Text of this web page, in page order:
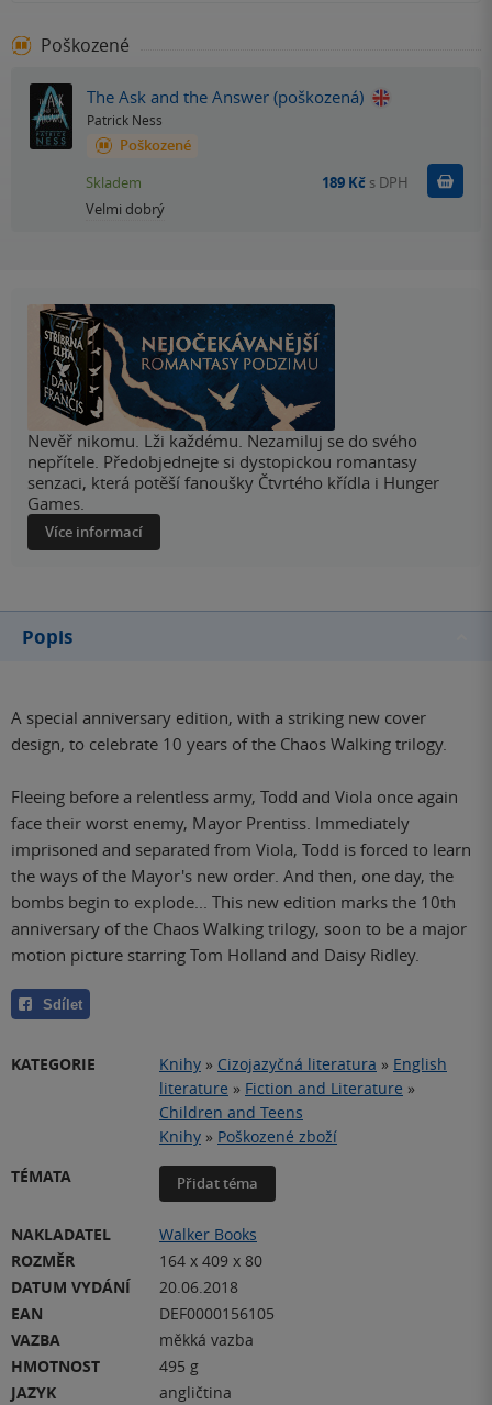
Poškozené
The Ask and the Answer (poškozená)
Patrick Ness
Poškozené
Velmi dobrý
Skladem 189 Kč s DPH
Nevěř nikomu. Lži každému. Nezamiluj se do svého
nepřítele. Předobjednejte si dystopickou romantasy
senzaci, která potěší fanoušky Čtvrtého křídla i Hunger
Games.
Více informací
Popis
A special anniversary edition, with a striking new cover
design, to celebrate 10 years of the Chaos Walking trilogy.
Fleeing before a relentless army, Todd and Viola once again
face their worst enemy, Mayor Prentiss. Immediately
imprisoned and separated from Viola, Todd is forced to learn
the ways of the Mayor's new order. And then, one day, the
bombs begin to explode... This new edition marks the 10th
anniversary of the Chaos Walking trilogy, soon to be a major
motion picture starring Tom Holland and Daisy Ridley.
Sdílet
KATEGORIE Knihy » Cizojazyčná literatura » English
literature » Fiction and Literature »
Children and Teens
Knihy » Poškozené zboží
TÉMATA
Přidat téma
NAKLADATEL
Walker Books
ROZMĚR
164 x 409 x 80
DATUM VYDÁNÍ
20.06.2018
EAN
DEF0000156105
VAZBA
měkká vazba
HMOTNOST
495 g
JAZYK
angličtina